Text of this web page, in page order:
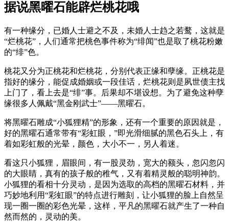
据说黑曜石能辟烂桃花哦
有一种缘分，已婚人士避之不及，未婚人士趋之若鹜，这就是
“烂桃花”，人们通常把桃色事件称为“绯闻”也是取了桃花粉嫩
的“绯”色。
桃花又分为正桃花和烂桃花，分别代表正缘和孽缘。正桃花是
指好的缘分，能促成婚姻或一段佳话，烂桃花则是夙世债主找
上门了，看上去是“绯”事。后果却不堪设想。为了避免这种孽
缘很多人佩戴“黑金刚武士”——黑曜石。
将黑曜石雕成“小狐狸精”的形象，还有一个重要的原因就是，
好的黑曜石通常带有“彩虹眼，”即光滑细腻的黑色石头上，有
着如彩虹般的光晕，颜色，大小不一，另人着迷。
看这只小狐狸，眉眼间，有一股灵劲，宽大的额头，忽闪忽闪
的大眼睛，真有的孩子般的稚气，又有着精灵般的聪明神韵。
小狐狸的看相十分灵动，是因为选取的高档的黑曜石材料，并
巧妙地利用“彩虹眼”的特点进行雕刻，让小狐狸的脸上自然呈
现一圈一圈的彩色光晕，这样，平凡的黑曜石就产生了一种自
然而然的，灵动的美。